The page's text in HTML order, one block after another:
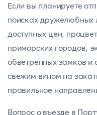
Если вы планируете
поисках дружелюбных
доступных цен,
приморских городов,
обветренных замков и
свежим вином на
правильное
Вопрос о въезде в